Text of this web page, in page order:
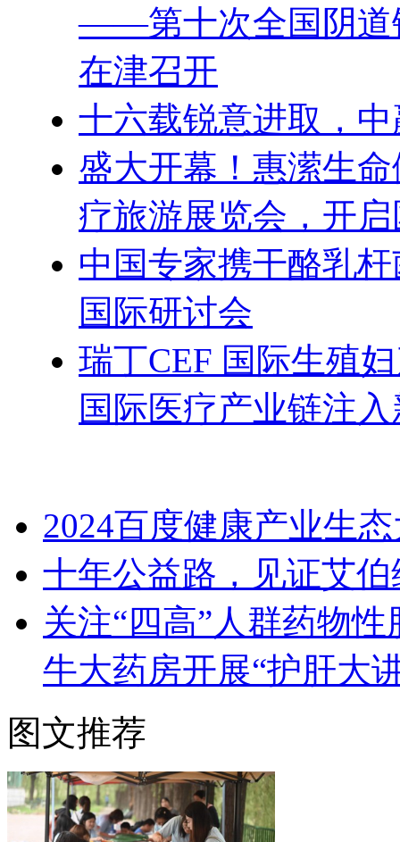
——第十次全国阴道
在津召开
十六载锐意进取，
盛大开幕！惠潆生
疗旅游展览会，开
中国专家携干酪乳
国际研讨会
瑞丁CEF 国际生殖
国际医疗产业链注
2024百度健康产业生
十年公益路，见证艾
关注“四高”人群药物
牛大药房开展“护肝大
图文推荐